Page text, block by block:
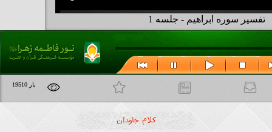
تفسیر سوره ابراهیم - جلسه 1
19510 بار
کلام جاودان